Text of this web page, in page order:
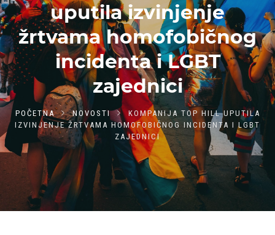
uputila izvinjenje
žrtvama homofobičnog
incidenta i LGBT
zajednici
POČETNA NOVOSTI
KOMPANIJA TOP HILL UPUTILA
IZVINJENJE ŽRTVAMA HOMOFOBIČNOG INCIDENTA I LGBT
ZAJEDNICI